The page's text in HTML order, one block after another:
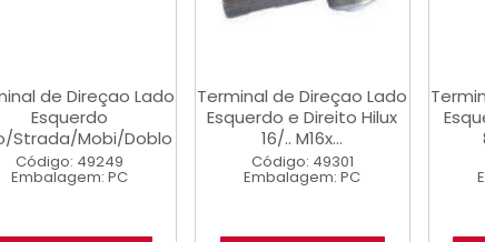
de Direçao Lado
Esquerdo
Strada/Mobi/Doblo
Código: 49249
Embalagem: PC
Terminal de Direçao Lado
Esquerdo e Direito Hilux
16/.. M16x...
Código: 49301
Embalagem: PC